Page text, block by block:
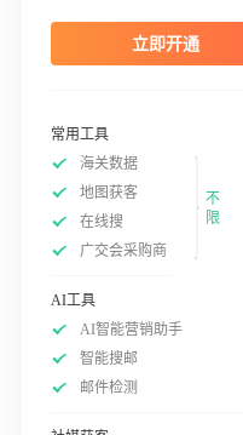
立即开通
常用工具
海关数据
地图获客
在线搜
广交会采购商
不
限
AI工具
AI智能营销助手
智能搜邮
邮件检测